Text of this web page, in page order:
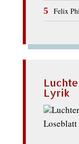
Felix
Lyrik